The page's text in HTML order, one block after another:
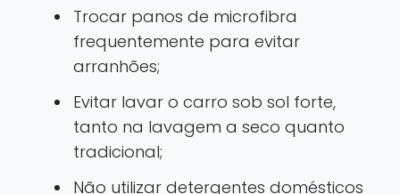
Trocar panos de microfibra
frequentemente para evitar
arranhões;
Evitar lavar o carro sob sol forte,
tanto na lavagem a seco quanto
tradicional;
Não utilizar detergentes domésticos